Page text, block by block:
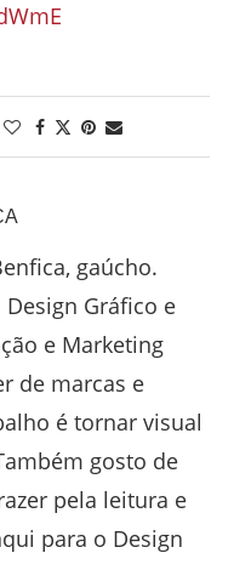
gaúcho.
Gráfico e
e Marketing
de marcas e
é tornar visual
gosto de
pela leitura e
para o Design